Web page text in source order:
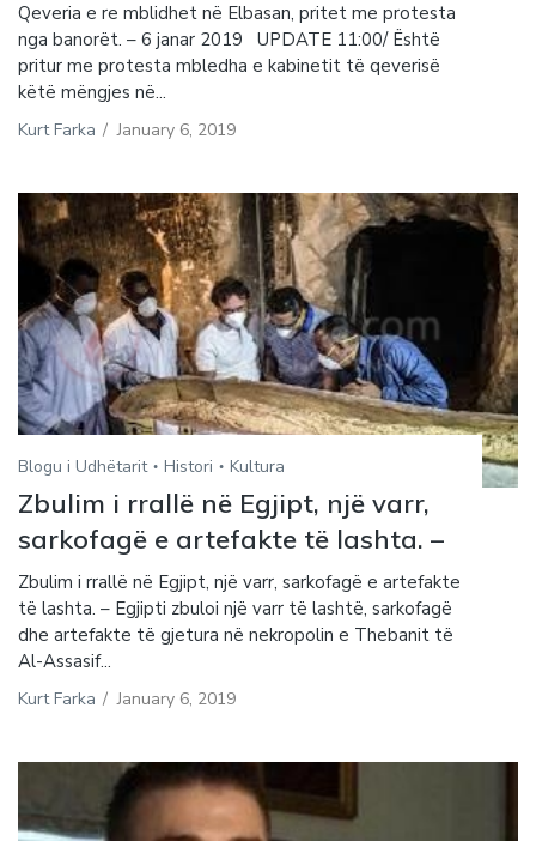
Qeveria e re mblidhet në Elbasan, pritet me protesta
nga banorët. – 6 janar 2019 UPDATE 11:00/ Është
pritur me protesta mbledha e kabinetit të qeverisë
këtë mëngjes në...
Kurt Farka / January 6, 2019
Blogu i Udhëtarit Histori Kultura
Zbulim i rrallë në Egjipt, një varr,
sarkofagë e artefakte të lashta. –
Zbulim i rrallë në Egjipt, një varr, sarkofagë e artefakte
të lashta. – Egjipti zbuloi një varr të lashtë, sarkofagë
dhe artefakte të gjetura në nekropolin e Thebanit të
Al-Assasif...
Kurt Farka / January 6, 2019